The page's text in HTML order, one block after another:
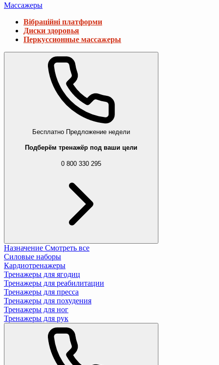
Массажеры
Вібраційні платформи
Диски здоровья
Перкуссионные массажеры
Бесплатно Предложение недели
Подберём тренажёр под ваши цели
0 800 330 295
Назначение Смотреть все
Силовые наборы
Кардиотренажеры
Тренажеры для ягодиц
Тренажеры для реабилитации
Тренажеры для пресса
Тренажеры для похудения
Тренажеры для ног
Тренажеры для рук